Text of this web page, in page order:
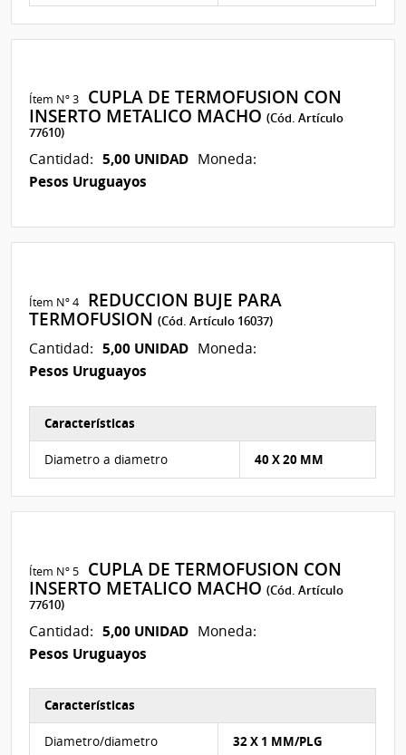
Ítem Nº 3
CUPLA DE TERMOFUSION CON
INSERTO METALICO MACHO(Cód. Artículo
77610)
Cantidad: 5,00 UNIDAD Moneda:
Pesos Uruguayos
Ítem Nº 4
REDUCCION BUJE PARA
TERMOFUSION(Cód. Artículo 16037)
Cantidad: 5,00 UNIDAD Moneda:
Pesos Uruguayos
Características
Diametro a diametro 40 X 20 MM
Ítem Nº 5
CUPLA DE TERMOFUSION CON
INSERTO METALICO MACHO(Cód. Artículo
77610)
Cantidad: 5,00 UNIDAD Moneda:
Pesos Uruguayos
Características
Diametro/diametro 32 X 1 MM/PLG